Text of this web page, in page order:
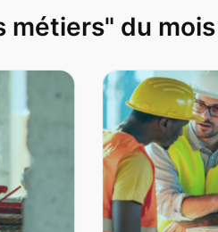
métiers" du mois